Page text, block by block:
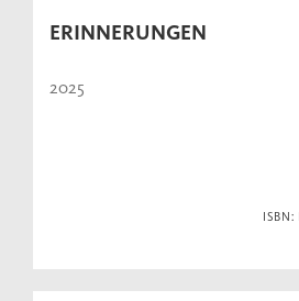
ERINNERUNGEN
2025
ISBN: